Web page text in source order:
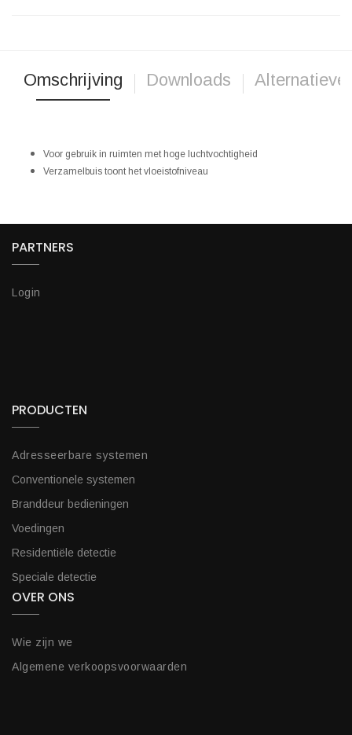
Omschrijving Downloads Alternatieve
Voor gebruik in ruimten met hoge luchtvochtigheid
Verzamelbuis toont het vloeistofniveau
PARTNERS
Login
PRODUCTEN
Adresseerbare systemen
Conventionele systemen
Branddeur bedieningen
Voedingen
Residentiële detectie
Speciale detectie
OVER ONS
Wie zijn we
Algemene verkoopsvoorwaarden